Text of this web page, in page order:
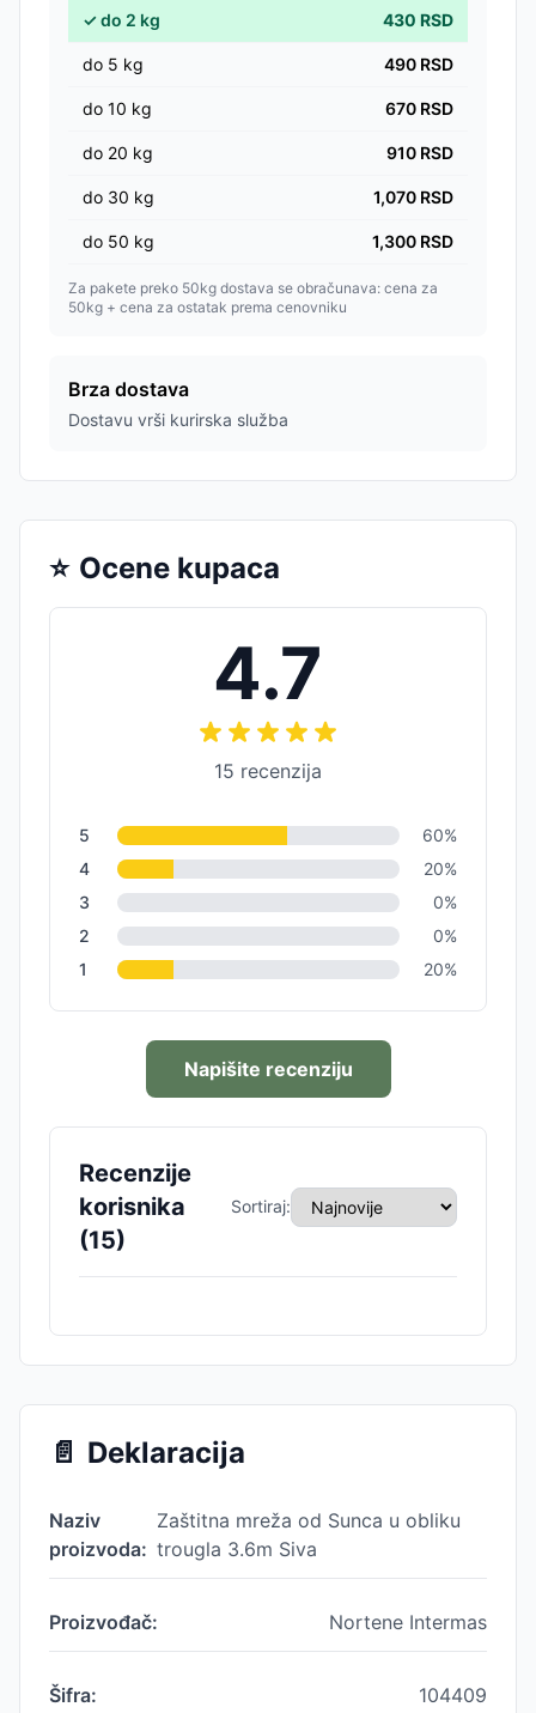
✓do 2 kg 430 RSD
do 5 kg 490 RSD
do 10 kg 670 RSD
do 20 kg 910 RSD
do 30 kg 1,070 RSD
do 50 kg 1,300 RSD
Za pakete preko 50kg dostava se obračunava: cena za
50kg + cena za ostatak prema cenovniku
Brza dostava
Dostavu vrši kurirska služba
⭐ Ocene kupaca
4.7
15 recenzija
5 60%
4
20%
3
0%
2
0%
1
20%
Napišite recenziju
Recenzije
korisnika
(15)
Sortiraj:
📄 Deklaracija
Naziv
proizvoda:
Zaštitna mreža od Sunca u obliku
trougla 3.6m Siva
Proizvođač: Nortene Intermas
Šifra: 104409